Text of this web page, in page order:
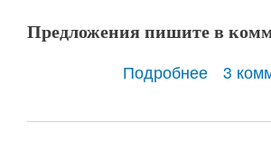
Предложения пишите в
Подробнее о В Новый
3